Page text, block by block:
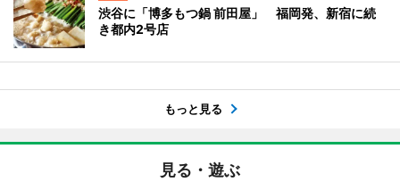
渋谷に「博多もつ鍋 前田屋」 福岡発、新宿に続
き都内2号店
もっと見る
見る・遊ぶ